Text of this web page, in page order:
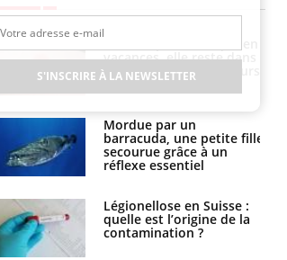
vacances, elle reste dans
le coma pendant 42 jours
Mordue par un
barracuda, une petite fille
secourue grâce à un
réflexe essentiel
Légionellose en Suisse :
quelle est l’origine de la
contamination ?
S'INSCRIRE À LA NEWSLETTER